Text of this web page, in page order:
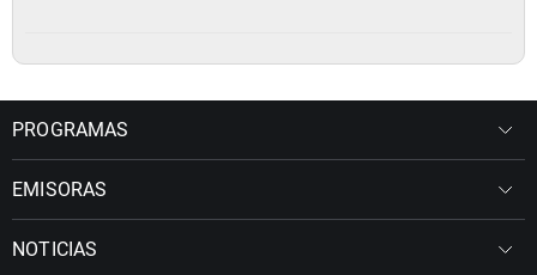
PROGRAMAS
EMISORAS
NOTICIAS